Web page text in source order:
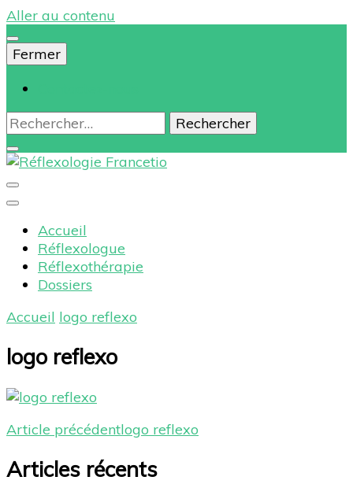
Aller au contenu
Fermer
Rechercher :
Réflexologie Francetio
Accueil
Réflexologue
Réflexothérapie
Dossiers
Accueil logo reflexo
logo reflexo
Navigation
d'article
Article précédentlogo reflexo
Articles récents